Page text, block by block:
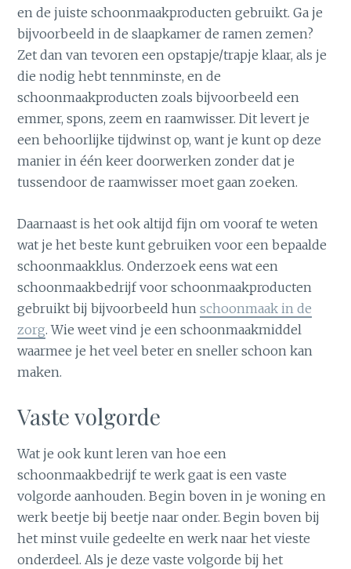
en de juiste schoonmaakproducten gebruikt. Ga je
bijvoorbeeld in de slaapkamer de ramen zemen?
Zet dan van tevoren een opstapje/trapje klaar, als je
die nodig hebt tennminste, en de
schoonmaakproducten zoals bijvoorbeeld een
emmer, spons, zeem en raamwisser. Dit levert je
een behoorlijke tijdwinst op, want je kunt op deze
manier in één keer doorwerken zonder dat je
tussendoor de raamwisser moet gaan zoeken.
Daarnaast is het ook altijd fijn om vooraf te weten
wat je het beste kunt gebruiken voor een bepaalde
schoonmaakklus. Onderzoek eens wat een
schoonmaakbedrijf voor schoonmaakproducten
gebruikt bij bijvoorbeeld hunschoonmaak in de
zorg. Wie weet vind je een schoonmaakmiddel
waarmee je het veel beter en sneller schoon kan
maken.
Vaste volgorde
Wat je ook kunt leren van hoe een
schoonmaakbedrijf te werk gaat is een vaste
volgorde aanhouden. Begin boven in je woning en
werk beetje bij beetje naar onder. Begin boven bij
het minst vuile gedeelte en werk naar het vieste
onderdeel. Als je deze vaste volgorde bij het